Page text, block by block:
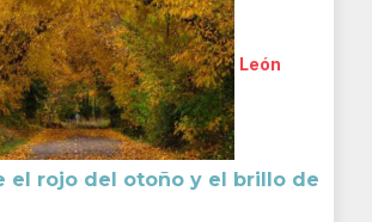
León
el rojo del otoño y el brillo de